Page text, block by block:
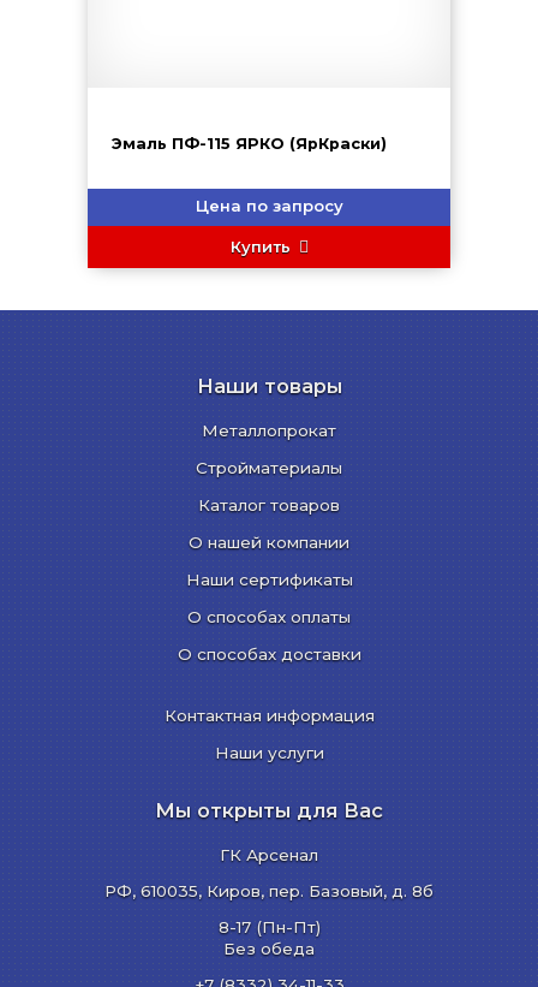
Эмаль ПФ-115 ЯРКО (ЯрКраски)
Цена по запросу
Купить
Наши товары
Металлопрокат
Стройматериалы
Каталог товаров
О нашей компании
Наши сертификаты
О способах оплаты
О способах доставки
Контактная информация
Наши услуги
Мы открыты для Вас
ГК Арсенал
РФ, 610035, Киров, пер. Базовый, д. 8б
8-17 (Пн-Пт)
Без обеда